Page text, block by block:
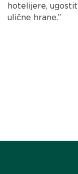
hotelijere,
ulične hrane.”